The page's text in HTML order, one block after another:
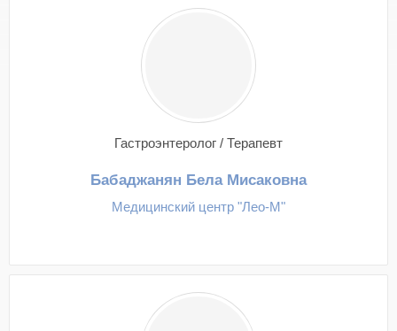
Гастроэнтеролог / Терапевт
Бабаджанян Бела Мисаковна
Медицинский центр "Лео-М"